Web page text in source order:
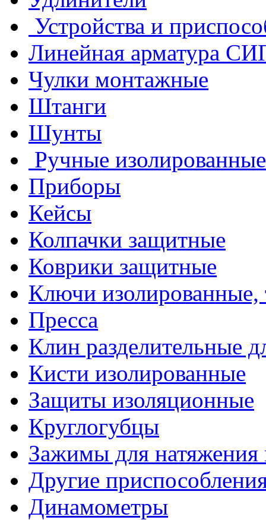
Устройства и
Линейная арматура
Чулки монтажные
Штанги
Шунты
Ручные
Приборы
Кейсы
Колпачки защитные
Коврики защитные
Ключи изолированные,
Пресса
Клин разделительные
Кисти изолированные
Защиты изоляционные
Круглогубцы
Зажимы для натяжения
Другие
Динамометры